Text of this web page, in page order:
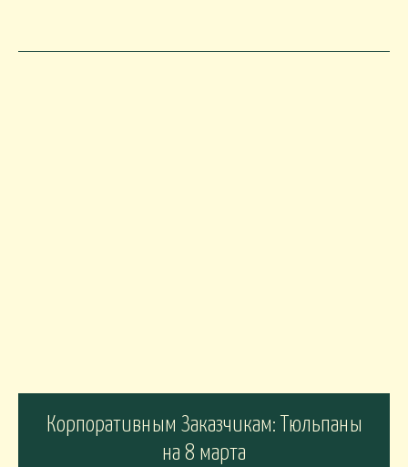
Корпоративным Заказчикам: Тюльпаны
на 8 марта